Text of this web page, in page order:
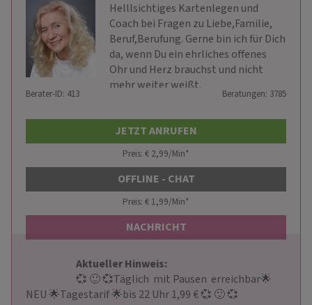
Helllsichtiges Kartenlegen und
Coach bei Fragen zu Liebe,Familie,
Beruf,Berufung. Gerne bin ich für Dich
da, wenn Du ein ehrliches offenes
Ohr und Herz brauchst und nicht
mehr weiter weißt.
Berater-ID: 413 Beratungen: 3785
JETZT ANRUFEN
Preis: € 2,99/Min*
OFFLINE - CHAT
Preis: € 1,99/Min*
NACHRICHT
Aktueller Hinweis:
NEU 🌟Tagestarif 🌟bis 22 Uhr 1,99 € 💞 🙂 💞